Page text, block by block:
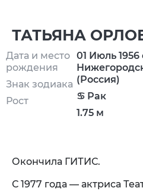
ТАТЬЯНА
Дата и место
рождения
Знак зодиака
Рост
01 Июль 1956
(Россия)
♋ Рак
1.75 м
Окончила ГИТИС.
С 1977 года — актриса